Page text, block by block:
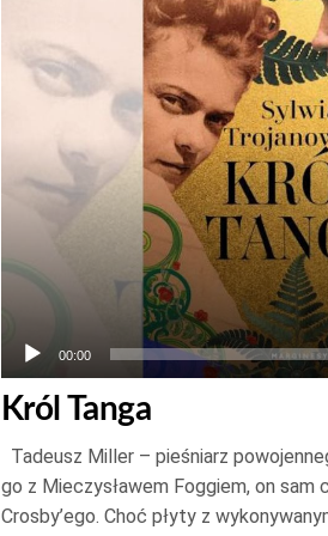
00:00
Król Tanga
Tadeusz Miller – pieśniarz
go z Mieczysławem Foggiem, on sam
Crosby’ego. Choć płyty z